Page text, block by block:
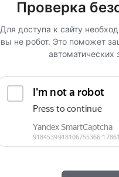
Проверка
Для доступа к сайту
вы не робот. Это поможет
автоматических